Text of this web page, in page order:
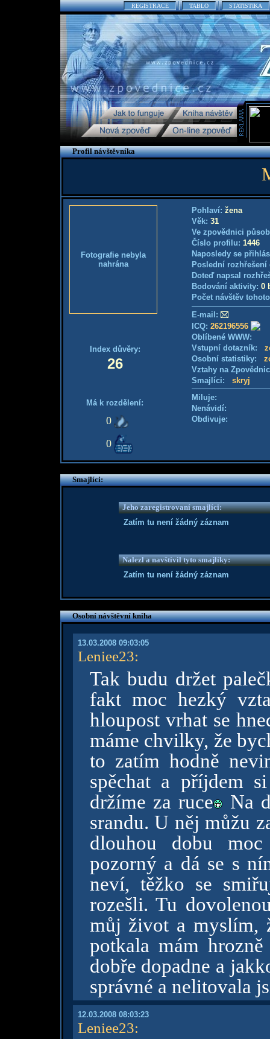
REGISTRACE TABLO STATISTIKA
Profil návštěvníka
Fotografie nebyla
nahrána
Index důvěry:
26
Má k rozdělení:
0
0
Pohlaví: žena
Věk: 31
Ve zpovědnici
Číslo profilu: 1446
Naposledy se
Poslední
Doteď napsal
Bodování aktivity: 0
Počet návštěv
E-mail:
ICQ: 262196556
Oblíbené WWW:
Vstupní dotazník:
Osobní statistiky:
Vztahy na
Smajlíci: skryj
Miluje:
Nenávidí:
Obdivuje:
Smajlíci:
Jeho zaregistrovaní smajlíci:
Zatím tu není žádný záznam
Nalezl a navštívil tyto smajlíky:
Zatím tu není žádný záznam
Osobní návštěvní kniha
13.03.2008 09:03:05
Leniee23:
Tak budu držet
fakt moc hezký
hloupost vrhat se
máme chvilky, že
to zatím hodně
spěchat a příjdem
držíme za ruce
Na
srandu. U něj můžu
dlouhou dobu
pozorný a dá se s
neví, těžko se
rozešli. Tu
můj život a myslím,
potkala mám
dobře dopadne a
správné a nelitovala
12.03.2008 08:03:23
Leniee23: